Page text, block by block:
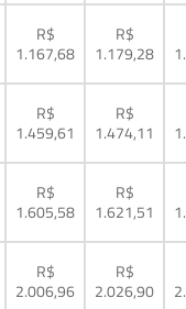
R$
1.167,68
R$
1.179,28
R$
1.459,61
R$
1.474,11
R$
1.605,58
R$
1.621,51
R$
2.006,96
R$
2.026,90